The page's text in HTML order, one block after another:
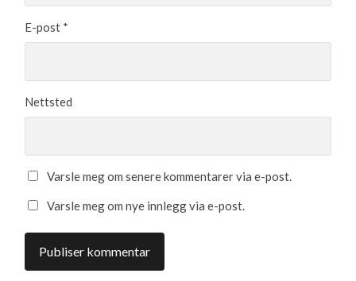
E-post *
Nettsted
Varsle meg om senere kommentarer via e-post.
Varsle meg om nye innlegg via e-post.